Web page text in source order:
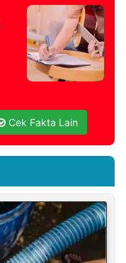
Cek Fakta Lain